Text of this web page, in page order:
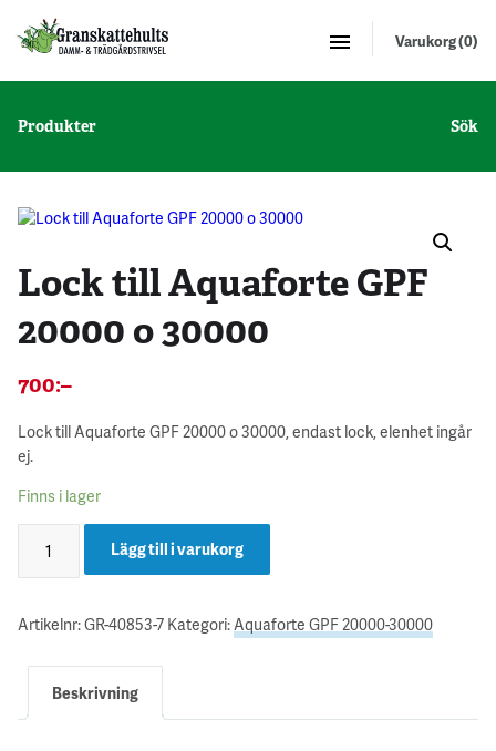
Varukorg (0)
Produkter Sök
Lock till Aquaforte GPF
20000 o 30000
700:–
Lock till Aquaforte GPF 20000 o 30000, endast lock, elenhet ingår
ej.
Finns i lager
Lägg till i varukorg
Artikelnr:GR-40853-7 Kategori: Aquaforte GPF 20000-30000
Beskrivning